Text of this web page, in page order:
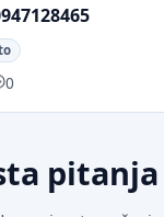
0
pitanja